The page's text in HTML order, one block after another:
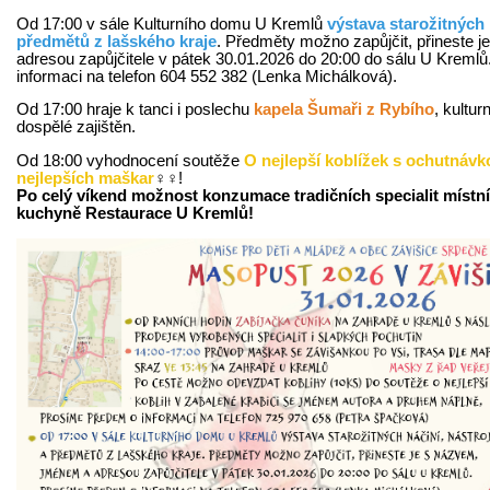
Od 17:00 v sále Kulturního domu U Kremlů výstava starožitných
předmětů z lašského kraje. Předměty možno zapůjčit, přineste
adresou zapůjčitele v pátek 30.01.2026 do 20:00 do sálu U
informaci na telefon 604 552 382 (Lenka Michálková).
Od 17:00 hraje k tanci i poslechu kapela Šumaři z Rybího,
dospělé zajištěn.
Od 18:00 vyhodnocení soutěže O nejlepší koblížek s
nejlepších maškar‍♀️‍♀️!
Po celý víkend možnost konzumace tradičních specialit
kuchyně Restaurace U Kremlů!